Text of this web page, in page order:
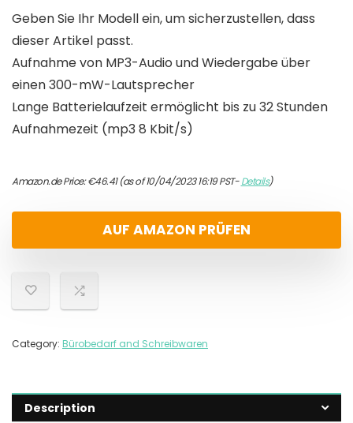
Geben Sie Ihr Modell ein, um sicherzustellen, dass
dieser Artikel passt.
Aufnahme von MP3-Audio und Wiedergabe über
einen 300-mW-Lautsprecher
Lange Batterielaufzeit ermöglicht bis zu 32 Stunden
Aufnahmezeit (mp3 8 Kbit/s)
Amazon.de Price:€46.41(as of 10/04/2023 16:19 PST-Details)
AUF AMAZON PRÜFEN
Category: Bürobedarf and Schreibwaren
Description